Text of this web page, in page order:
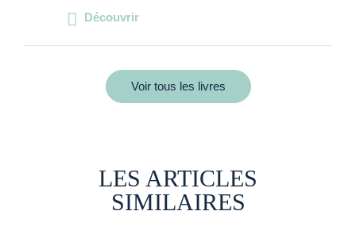
Découvrir
Voir tous les livres
LES ARTICLES
SIMILAIRES